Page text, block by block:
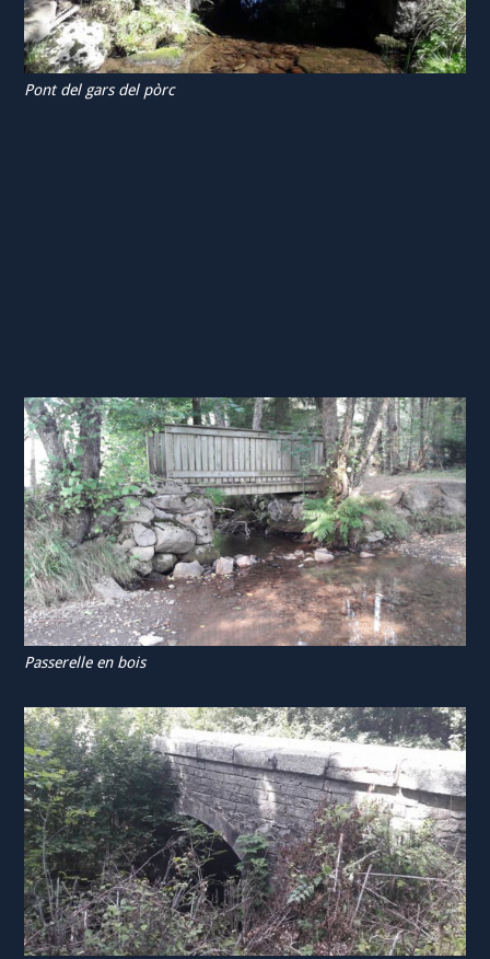
Pont del gars del pòrc
Passerelle en bois